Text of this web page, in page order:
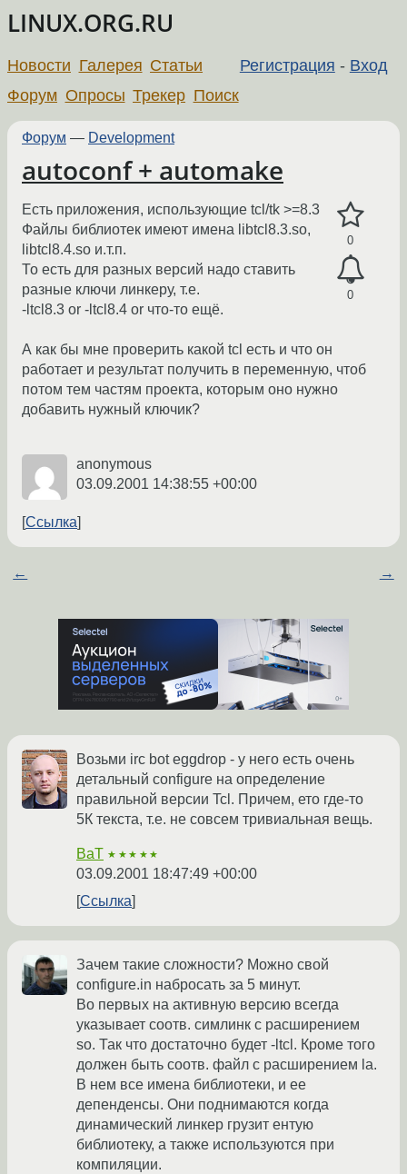
LINUX.ORG.RU
Регистрация - Вход
Новости Галерея Статьи
Форум Опросы Трекер Поиск
Форум — Development
autoconf + automake
0
0
Есть приложения, использующие tcl/tk >=8.3
Файлы библиотек имеют имена libtcl8.3.so,
libtcl8.4.so и.т.п.
То есть для разных версий надо ставить
разные ключи линкеру, т.е.
-ltcl8.3 or -ltcl8.4 or что-то ещё.
А как бы мне проверить какой tcl есть и что он
работает и результат получить в переменную, чтоб
потом тем частям проекта, которым оно нужно
добавить нужный ключик?
anonymous
03.09.2001 14:38:55 +00:00
Ссылка
← →
Возьми irc bot eggdrop - у него есть очень
детальный configure на определение
правильной версии Tcl. Причем, ето где-то
5К текста, т.е. не совсем тривиальная вещь.
BaT ★★★★★
03.09.2001 18:47:49 +00:00
Ссылка
Зачем такие сложности? Можно свой
configure.in набросать за 5 минут.
Во первых на активную версию всегда
указывает соотв. симлинк с расширением
so. Так что достаточно будет -ltcl. Кроме того
должен быть соотв. файл с расширением la.
В нем все имена библиотеки, и ее
депенденсы. Они поднимаются когда
динамический линкер грузит ентую
библиотеку, а также используются при
компиляции.